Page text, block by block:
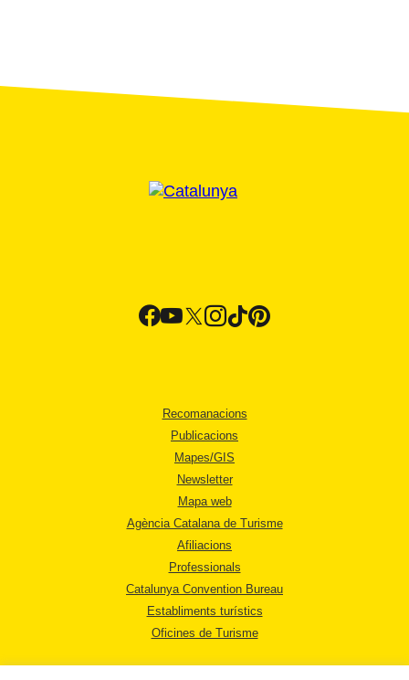
Recomanacions
Publicacions
Mapes/GIS
Newsletter
Mapa web
Agència Catalana de Turisme
Afiliacions
Professionals
Catalunya Convention Bureau
Establiments turístics
Oficines de Turisme